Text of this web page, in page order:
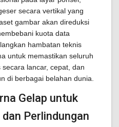
secara vertikal yang
gambar akan direduksi
kuota data
hambatan teknis
untuk memastikan seluruh
lancar, cepat, dan
di berbagai belahan dunia.
Gelap untuk
Perlindungan